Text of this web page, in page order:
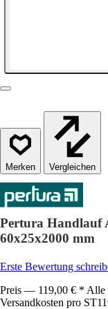
Vergleichen
Pertura Handlauf
60x25x2000 mm
Erste Bewertung
Preis — 119,00 € * Alle
Versandkosten pro ST